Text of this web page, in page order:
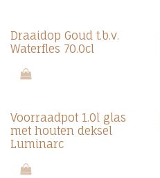
Draaidop Goud t.b.v.
Waterfles 70.0cl
Voorraadpot 1.0l glas
met houten deksel
Luminarc